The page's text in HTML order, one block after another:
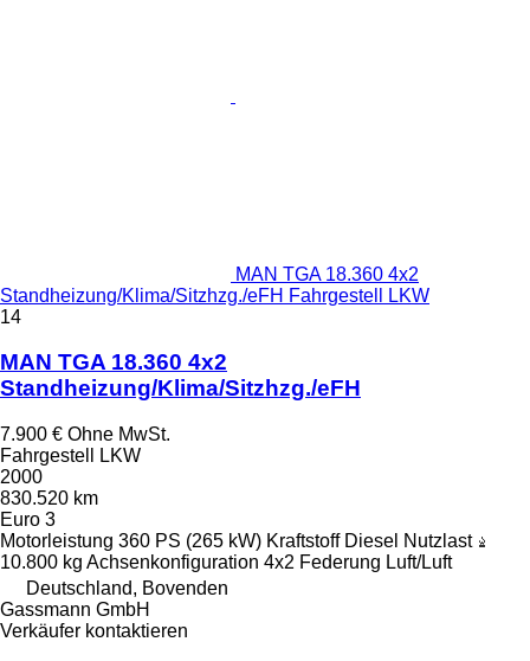
MAN TGA 18.360 4x2
Standheizung/Klima/Sitzhzg./eFH Fahrgestell LKW
14
MAN TGA 18.360 4x2
Standheizung/Klima/Sitzhzg./eFH
7.900 € Ohne MwSt.
Fahrgestell LKW
2000
830.520 km
Euro 3
Motorleistung 360 PS (265 kW) Kraftstoff Diesel Nutzlast
10.800 kg Achsenkonfiguration 4x2 Federung Luft/Luft
Deutschland, Bovenden
Gassmann GmbH
Verkäufer kontaktieren